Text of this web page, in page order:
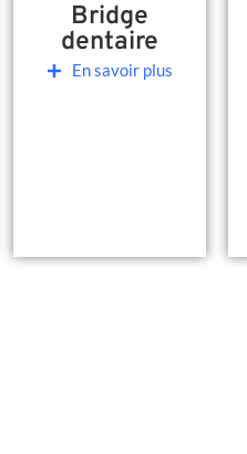
Bridge
dentaire
En savoir plus